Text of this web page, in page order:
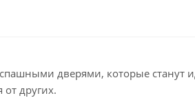
дверями, которые
других.